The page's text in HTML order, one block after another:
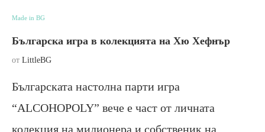
Made in BG
Българска игра в колекцията на Хю Хефнър
от LittleBG
Българската настолна парти игра
“ALCOHOPOLY” вече е част от личната
колекция на милионера и собственик на